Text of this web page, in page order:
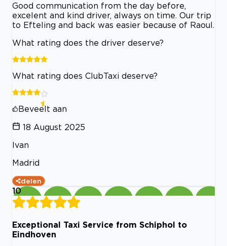
Good communication from the day before,
excelent and kind driver, always on time. Our trip
to Efteling and back was easier because of Raoul.
What rating does the driver deserve?
What rating does ClubTaxi deserve?
Beveelt aan
18 August 2025
Ivan
Madrid
delen
10
Exceptional Taxi Service from Schiphol to
Eindhoven